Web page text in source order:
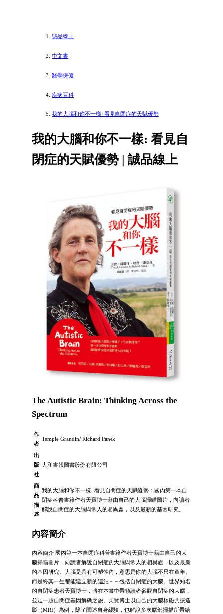
誠品線上
中文書
醫學保健
疾病百科
我的大腦和你不一樣: 看見自閉症的天賦優勢
我的大腦和你不一樣: 看見自
閉症的天賦優勢 | 誠品線上
The Autistic Brain: Thinking Across the
Spectrum
作
者
Temple Grandin/ Richard Panek
出
版
社
大和書報圖書股份有限公司
商
品
描
述
我的大腦和你不一樣: 看見自閉症的天賦優勢：國內第一本自
閉症科普書籍作者天寶博士藉由自己的大腦掃瞄圖片，向讀者
解說自閉症的大腦與常人的相異處，以及最新的基因研究。
內容簡介
內容簡介 國內第一本自閉症科普書籍作者天寶博士藉由自己的大
腦掃瞄圖片，向讀者解說自閉症的大腦與常人的相異處，以及最新
的基因研究。大腦是具有可塑性的，意思是你的大腦不只在童年、
而是終其一生都能建立新的連結－－包括自閉症的大腦。世界知名
的自閉症患者天寶博士，將在本書中帶領讀者參觀自閉症的大腦，
並走一趟自閉症基因解碼之旅。天寶博士以自己的大腦核磁共振造
影（MRI）為例，除了闡述自身經驗，也解說多次腦部掃描所帶給